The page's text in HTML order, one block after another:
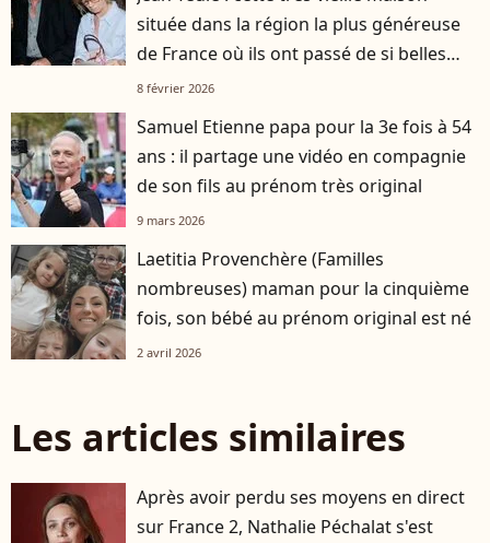
située dans la région la plus généreuse
de France où ils ont passé de si belles
heures
8 février 2026
Samuel Etienne papa pour la 3e fois à 54
ans : il partage une vidéo en compagnie
de son fils au prénom très original
9 mars 2026
Laetitia Provenchère (Familles
nombreuses) maman pour la cinquième
fois, son bébé au prénom original est né
2 avril 2026
Les articles similaires
Après avoir perdu ses moyens en direct
sur France 2, Nathalie Péchalat s'est